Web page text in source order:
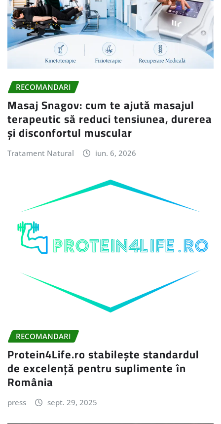
RECOMANDARI
Masaj Snagov: cum te ajută masajul
terapeutic să reduci tensiunea, durerea
și disconfortul muscular
Tratament Natural iun. 6, 2026
RECOMANDARI
Protein4Life.ro stabilește standardul
de excelență pentru suplimente în
România
press sept. 29, 2025